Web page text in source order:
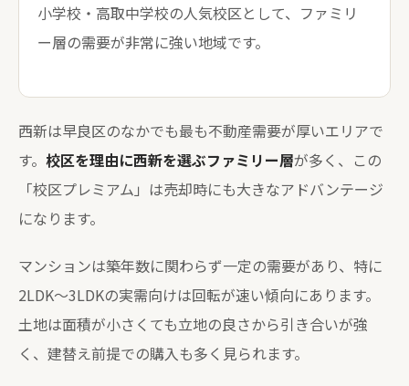
小学校・高取中学校の人気校区として、ファミリ
ー層の需要が非常に強い地域です。
西新は早良区のなかでも最も不動産需要が厚いエリアで
す。 校区を理由に西新を選ぶファミリー層が多く、この
「校区プレミアム」は売却時にも大きなアドバンテージ
になります。
マンションは築年数に関わらず一定の需要があり、特に
2LDK〜3LDKの実需向けは回転が速い傾向にあります。
土地は面積が小さくても立地の良さから引き合いが強
く、建替え前提での購入も多く見られます。